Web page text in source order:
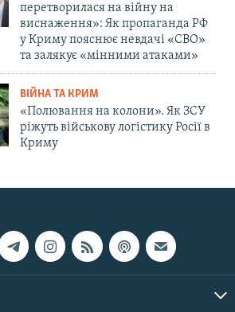
перетворилася на війну на
виснаження»: Як пропаганда РФ
у Криму пояснює невдачі «СВО»
та залякує «мінними атаками»
ВІЙНА ТА КРИМ
«Полювання на колони». Як ЗСУ
ріжуть військову логістику Росії в
Криму